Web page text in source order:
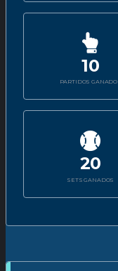
10
PARTIDOS
20
SETS GANADOS